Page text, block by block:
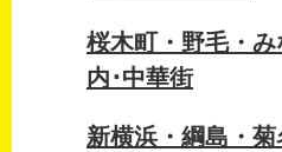
桜木町・野毛・み
内･中華街
新横浜・綱島・